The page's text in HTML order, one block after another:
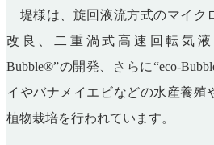
堤様は、旋回液流方式のマイク
改良、二重渦式高速回転気
Bubble®”の開発、さらに“eco-
イやバナメイエビなどの水産養殖
植物栽培を行われています。